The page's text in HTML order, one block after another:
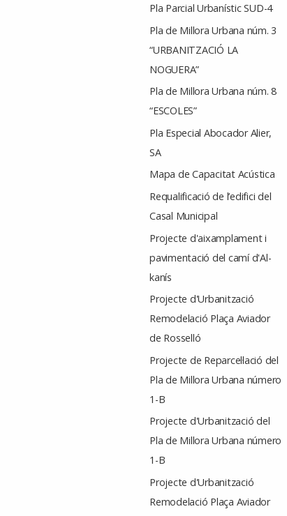
Pla Parcial Urbanístic SUD-4
Pla de Millora Urbana núm. 3
“URBANITZACIÓ LA
NOGUERA”
Pla de Millora Urbana núm. 8
“ESCOLES”
Pla Especial Abocador Alier,
SA
Mapa de Capacitat Acústica
Requalificació de l’edifici del
Casal Municipal
Projecte d'aixamplament i
pavimentació del camí d'Al-
kanís
Projecte d'Urbanització
Remodelació Plaça Aviador
de Rosselló
Projecte de Reparcel·lació del
Pla de Millora Urbana número
1-B
Projecte d'Urbanització del
Pla de Millora Urbana número
1-B
Projecte d'Urbanització
Remodelació Plaça Aviador